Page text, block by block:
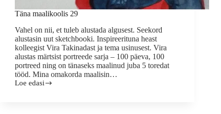
Täna maalikoolis 29
Vahel on nii, et tuleb alustada algusest. Seekord
alustasin uut sketchbooki. Inspireerituna heast
kolleegist Vira Takinadast ja tema usinusest. Vira
alustas märtsist portreede sarja – 100 päeva, 100
portreed ning on tänaseks maalinud juba 5 toredat
tööd. Mina omakorda maalisin…
Loe edasi
Täna